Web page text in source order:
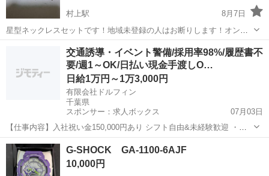
村上駅
8月7日
星型ネックレスセットです！地域未登録の人はお断りします！オンラ
インはお断りします！
八千代市 村上駅 アクセサリー セット
交通誘導・イベント警備/採用率98%/履歴書不
要/週1～OK/日払い現金手渡しO…
日給1万円～1万3,000円
有限会社ドルフィン
千葉県
スポンサー：求人ボックス
07月03日
【仕事内容】入社祝い金150,000円あり シフト自由&未経験歓迎
・直
行直帰OK ・一部車・自転車・バイク通勤OK ・週1～OK ・日払い・
週払いOK、現金手渡しも可能です! <仕事内容> 建築・土木工事現場
で...
アルバイト・パート
G-SHOCK GA-1100-6AJF
10,000円